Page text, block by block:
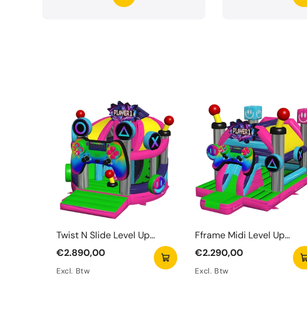
Twist N Slide Level Up
Springkasteel
€2.890,00
Excl. Btw
Fframe Midi Level Up
Springkasteel
€2.290,00
Excl. Btw